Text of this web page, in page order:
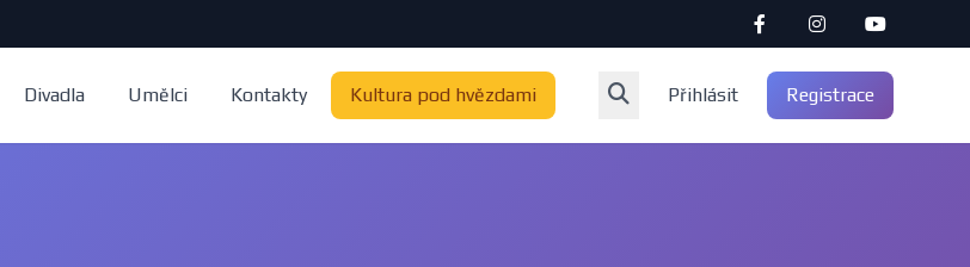
Divadla Umělci Kontakty Kultura pod hvězdami Přihlásit Registrace